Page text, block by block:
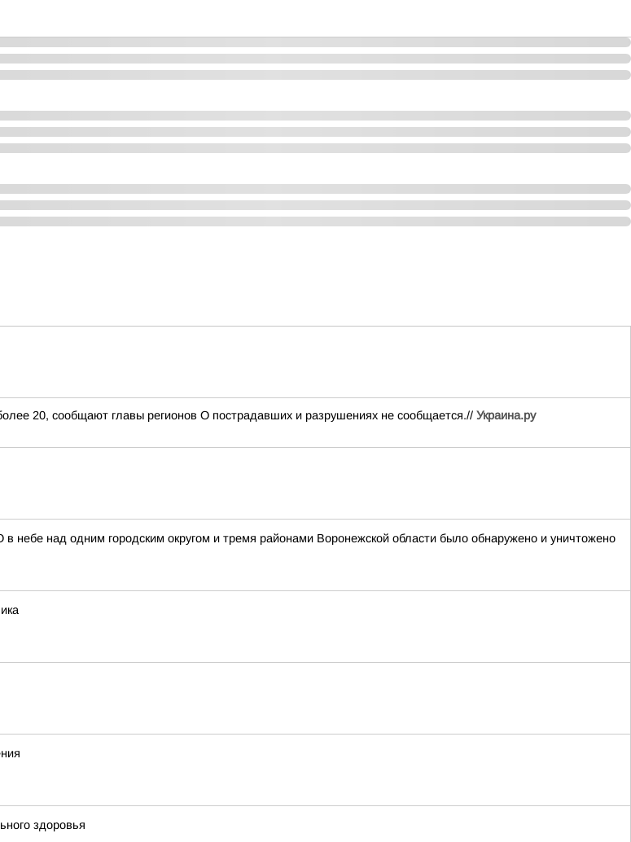
20, сообщают главы регионов О пострадавших и разрушениях не сообщается.// Украина.ру
над одним городским округом и тремя районами Воронежской области было обнаружено и уничтожено
здоровья